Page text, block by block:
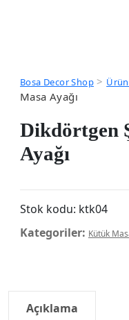
Bosa Decor Shop>
Masa Ayağı
Dikdörtgen
Ayağı
Stok kodu: ktk04
Kategoriler: Kütük
Açıklama